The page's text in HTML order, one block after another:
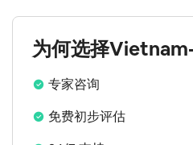
为何选择
专家咨询
免费初步评估